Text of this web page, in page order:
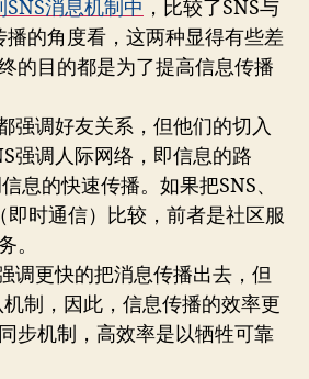
消息机制中 ，比较了SNS与
的角度看，这两种显得有些差
的目的都是为了提高信息传播
调好友关系，但他们的切入
强调人际网络，即信息的路
息的快速传播。如果把SNS、
时通信）比较，前者是社区服
。
更快的把消息传播出去，但
制，因此，信息传播的效率更
步机制，高效率是以牺牲可靠